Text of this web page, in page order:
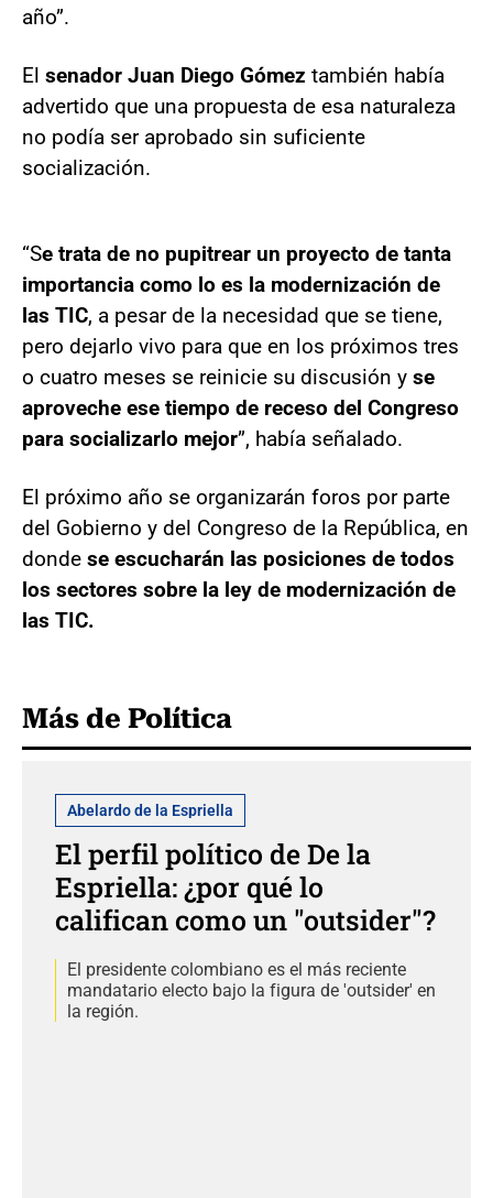
año”.
El senador Juan Diego Gómez también había
advertido que una propuesta de esa naturaleza
no podía ser aprobado sin suficiente
socialización.
“Se trata de no pupitrear un proyecto de tanta
importancia como lo es la modernización de
las TIC, a pesar de la necesidad que se tiene,
pero dejarlo vivo para que en los próximos tres
o cuatro meses se reinicie su discusión y se
aproveche ese tiempo de receso del Congreso
para socializarlo mejor”, había señalado.
El próximo año se organizarán foros por parte
del Gobierno y del Congreso de la República, en
donde se escucharán las posiciones de todos
los sectores sobre la ley de modernización de
las TIC.
Más de Política
Abelardo de la Espriella
El perfil político de De la
Espriella: ¿por qué lo
califican como un "outsider"?
El presidente colombiano es el más reciente
mandatario electo bajo la figura de 'outsider' en
la región.